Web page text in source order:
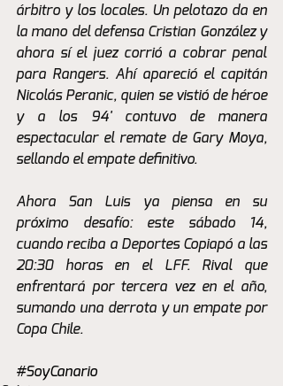
árbitro y los locales. Un pelotazo da en
la mano del defensa Cristian González y
ahora sí el juez corrió a cobrar penal
para Rangers. Ahí apareció el capitán
Nicolás Peranic, quien se vistió de héroe
y a los 94' contuvo de manera
espectacular el remate de Gary Moya,
sellando el empate definitivo.
Ahora San Luis ya piensa en su
próximo desafío: este sábado 14,
cuando reciba a Deportes Copiapó a las
20:30 horas en el LFF. Rival que
enfrentará por tercera vez en el año,
sumando una derrota y un empate por
Copa Chile.
#SoyCanario